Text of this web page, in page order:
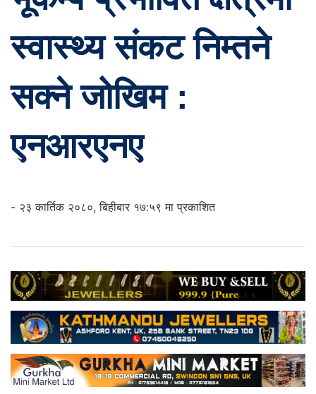
स्वास्थ्य संकट निम्तने
सक्ने जोखिम :
एनआरएनए
- २३ कार्तिक २०८०, बिहीबार १७:५९ मा प्रकाशित